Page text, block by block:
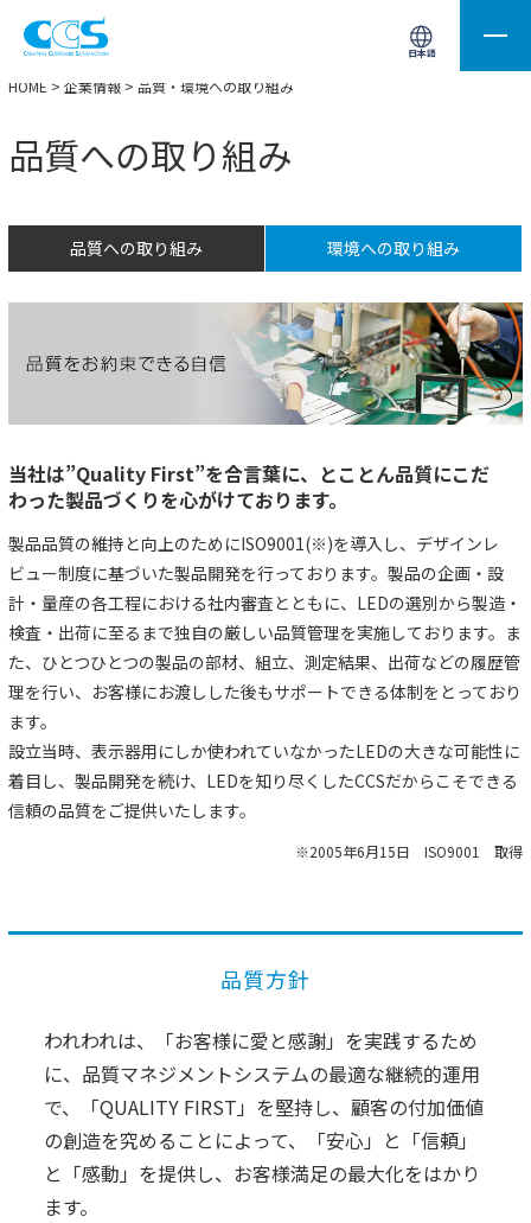
日本語
画像処理用の製品検索 サイト内検索(Enterで実行)
HOME > 企業情報 > 品質・環境への取り組み
品質への取り組み
品質への取り組み 環境への取り組み
当社は”Quality First”を合言葉に、とことん品質にこだ
わった製品づくりを心がけております。
製品品質の維持と向上のためにISO9001(※)を導入し、デザインレ
ビュー制度に基づいた製品開発を行っております。製品の企画・設
計・量産の各工程における社内審査とともに、LEDの選別から製造・
検査・出荷に至るまで独自の厳しい品質管理を実施しております。ま
た、ひとつひとつの製品の部材、組立、測定結果、出荷などの履歴管
理を行い、お客様にお渡しした後もサポートできる体制をとっており
ます。
設立当時、表示器用にしか使われていなかったLEDの大きな可能性に
着目し、製品開発を続け、LEDを知り尽くしたCCSだからこそできる
信頼の品質をご提供いたします。
※2005年6月15日 ISO9001 取得
品質方針
われわれは、「お客様に愛と感謝」を実践するため
に、品質マネジメントシステムの最適な継続的運用
で、「QUALITY FIRST」を堅持し、顧客の付加価値
の創造を究めることによって、「安心」と「信頼」
と「感動」を提供し、お客様満足の最大化をはかり
ます。